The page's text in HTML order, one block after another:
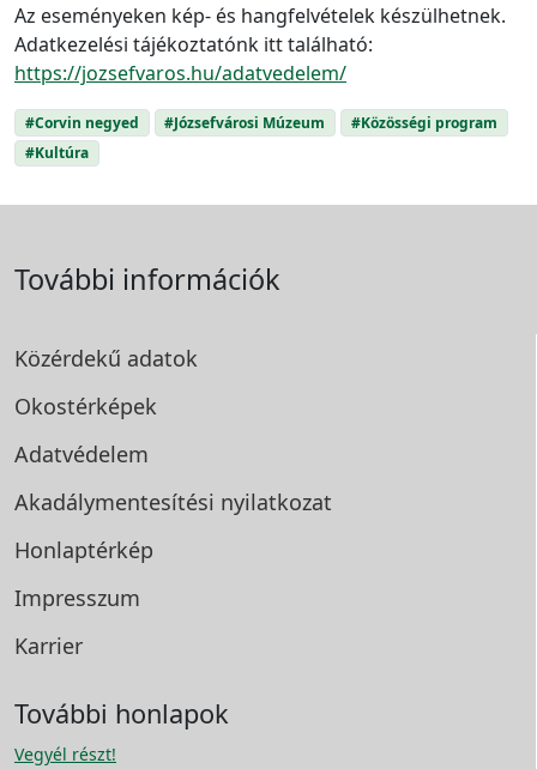
Az eseményeken kép- és hangfelvételek készülhetnek.
Adatkezelési tájékoztatónk itt található:
https://jozsefvaros.hu/adatvedelem/
#Corvin negyed #Józsefvárosi Múzeum
#Közösségi program
#Kultúra
További információk
Közérdekű adatok
Okostérképek
Adatvédelem
Akadálymentesítési nyilatkozat
Honlaptérkép
Impresszum
Karrier
További honlapok
Vegyél részt!